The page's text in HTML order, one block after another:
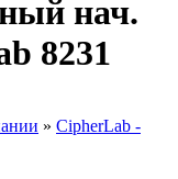
нач.
8231
» CipherLab -